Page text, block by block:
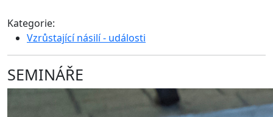
Kategorie:
Vzrůstající násilí - události
SEMINÁŘE